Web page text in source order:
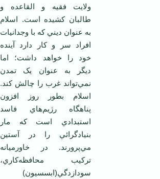
ولايت فقيه و القاعده و
طالبان کشيده است. اسلام
به عنوان ديني که با وجدانيات
افراد سر و کار دارد آينده
خود را خواهد داشت؛ اما
ديگر به عنوان يک تمدن
نمي‌تواند غرب را چالش کند.
اسلام بطور روز افزون
پناهگاه رژيم‌هاي فاسد
استبدادي است که مار
بنيادگرائي را در آستين
مي‌پرورند. در خاورميانه
ترکيب محافظه‌کاري،
سودازدگي(ابسسيون)